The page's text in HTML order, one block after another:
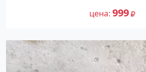
цена 999